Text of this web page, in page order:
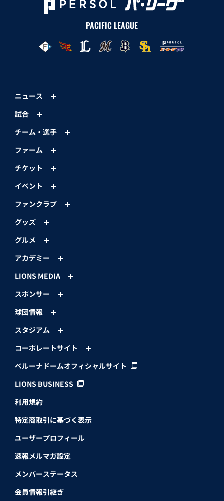
PACIFIC LEAGUE
ニュース
試合
チーム・選手
ファーム
チケット
イベント
ファンクラブ
グッズ
グルメ
アカデミー
LIONS MEDIA
スポンサー
球団情報
スタジアム
コーポレートサイト
ベルーナドームオフィシャルサイト
LIONS BUSINESS
利用規約
特定商取引に基づく表示
ユーザープロフィール
速報メルマガ設定
メンバーステータス
会員情報引継ぎ